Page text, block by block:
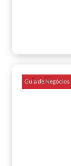
Guia de Negócios